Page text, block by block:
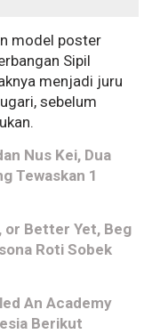
model poster
Sipil
menjadi juru
sebelum
Nus Kei, Dua
Tewaskan 1
or Better Yet, Beg
Roti Sobek
An Academy
Berikut